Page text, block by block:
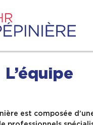
L’équipe
est composée